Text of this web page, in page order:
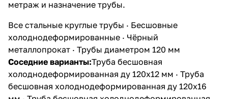
метраж и назначение трубы.
Все стальные круглые трубы · Бесшовные
холоднодеформированные · Чёрный
металлопрокат · Трубы диаметром 120 мм
Соседние варианты:Труба бесшовная
холоднодеформированная ду 120х12 мм · Труба
бесшовная холоднодеформированная ду 120х16